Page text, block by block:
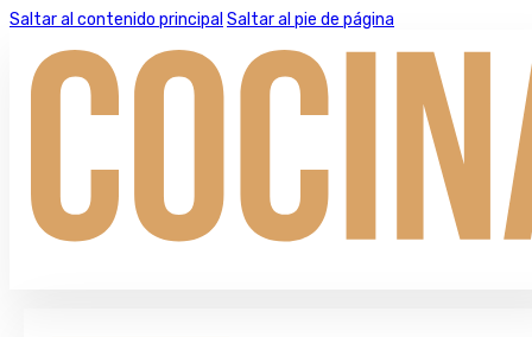
Saltar al contenido principal Saltar al pie de página